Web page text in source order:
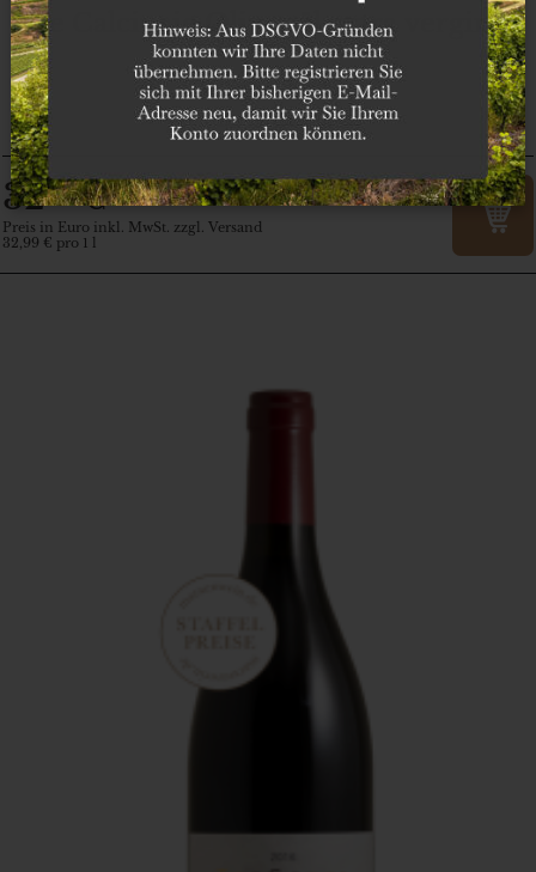
Le Calcinaie Olivenöl extra vergine
Toskana
Tenuta le Calcinaie
32,99€
Preis in Euro inkl. MwSt. zzgl. Versand
32,99 € pro 1 l